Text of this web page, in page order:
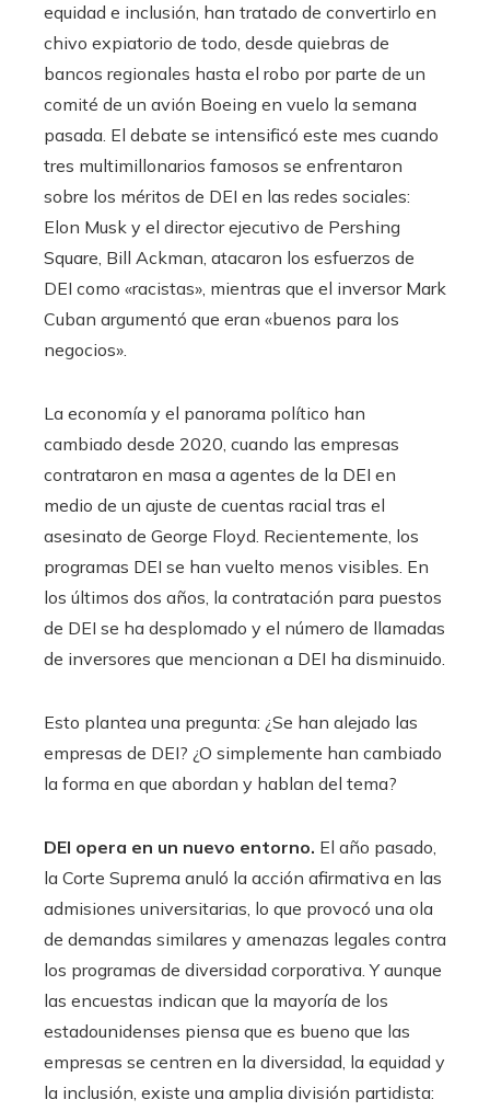
equidad e inclusión, han tratado de convertirlo en
chivo expiatorio de todo, desde quiebras de
bancos regionales hasta el robo por parte de un
comité de un avión Boeing en vuelo la semana
pasada. El debate se intensificó este mes cuando
tres multimillonarios famosos se enfrentaron
sobre los méritos de DEI en las redes sociales:
Elon Musk y el director ejecutivo de Pershing
Square, Bill Ackman, atacaron los esfuerzos de
DEI como «racistas», mientras que el inversor Mark
Cuban argumentó que eran «buenos para los
negocios».
La economía y el panorama político han
cambiado desde 2020, cuando las empresas
contrataron en masa a agentes de la DEI en
medio de un ajuste de cuentas racial tras el
asesinato de George Floyd. Recientemente, los
programas DEI se han vuelto menos visibles. En
los últimos dos años, la contratación para puestos
de DEI se ha desplomado y el número de llamadas
de inversores que mencionan a DEI ha disminuido.
Esto plantea una pregunta: ¿Se han alejado las
empresas de DEI? ¿O simplemente han cambiado
la forma en que abordan y hablan del tema?
DEI opera en un nuevo entorno. El año pasado,
la Corte Suprema anuló la acción afirmativa en las
admisiones universitarias, lo que provocó una ola
de demandas similares y amenazas legales contra
los programas de diversidad corporativa. Y aunque
las encuestas indican que la mayoría de los
estadounidenses piensa que es bueno que las
empresas se centren en la diversidad, la equidad y
la inclusión, existe una amplia división partidista: